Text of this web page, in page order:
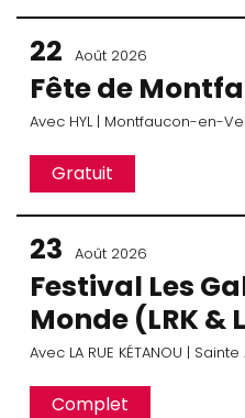
22 Août 2026
Fête de
Avec HYL | Montfaucon-en-
Gratuit
23 Août 2026
Festival Les
Monde (LRK &
Avec LA RUE KÉTANOU |
Complet